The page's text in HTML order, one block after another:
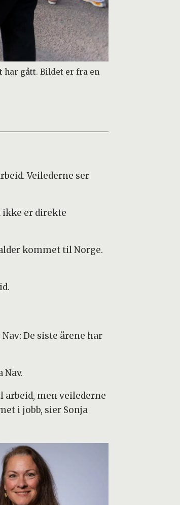
har gått. Bildet er fra en
Veilederne ser
er direkte
kommet til Norge.
De siste årene har
men veilederne
i jobb, sier Sonja